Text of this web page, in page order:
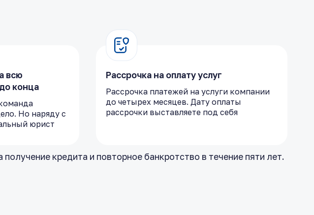
всю
конца
Но наряду с
юрист
Рассрочка на оплату услуг
Рассрочка платежей на услуги компании
до четырех месяцев. Дату оплаты
рассрочки выставляете под себя
кредита и повторное банкротство в течение пяти лет.